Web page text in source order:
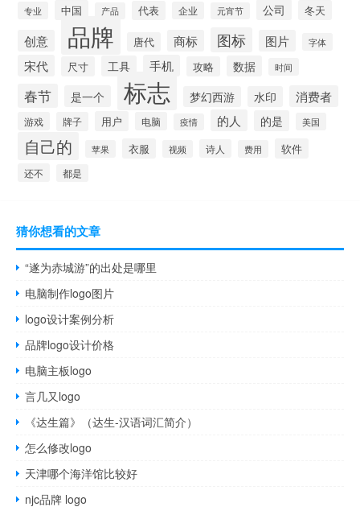
专业 中国 产品 代表 企业 元宵节 公司 冬天
创意 品牌 唐代 商标 图标 图片 字体
宋代 尺寸 工具 手机 攻略 数据 时间
春节 是一个 标志 梦幻西游 水印 消费者
游戏 牌子 用户 电脑 疫情 的人 的是 美国
自己的 苹果 衣服 视频 诗人 费用 软件
还不 都是
猜你想看的文章
“遂为赤城游”的出处是哪里
电脑制作logo图片
logo设计案例分析
品牌logo设计价格
电脑主板logo
言几又logo
《达生篇》（达生-汉语词汇简介）
怎么修改logo
天津哪个海洋馆比较好
njc品牌 logo